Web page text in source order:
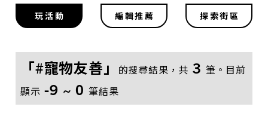
玩活動 編輯推薦 探索街區
「#寵物友善」 的搜尋結果，共 3 筆。目前
顯示 -9 ~ 0筆結果